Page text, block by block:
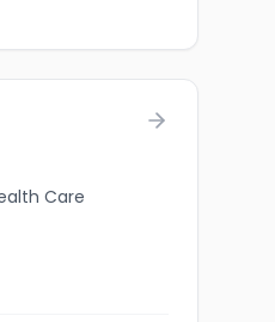
Care